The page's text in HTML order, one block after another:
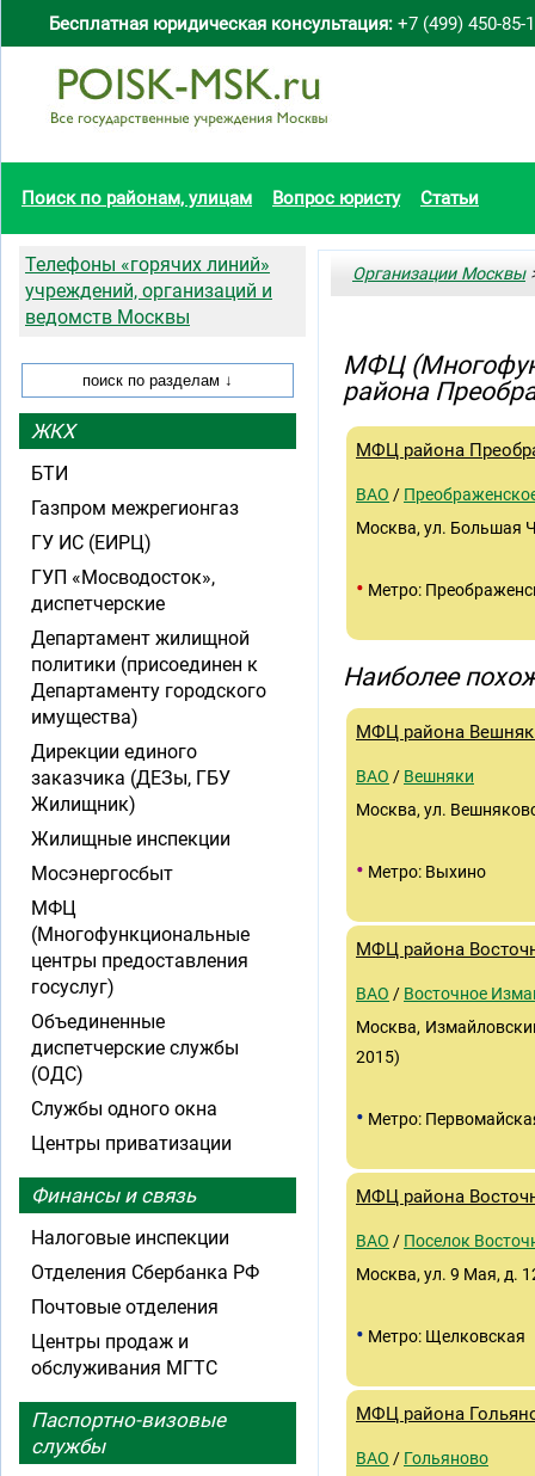
Бесплатная юридическая консультация: +7 (499) 450-85-
Поиск по районам, улицам Вопрос юристу Статьи
Организации Москвы
МФЦ
района
МФЦ района
ВАО /
Москва, ул. Большая
• Метро:
Наиболее
МФЦ района
ВАО / Вешняки
Москва, ул.
• Метро: Выхино
МФЦ района
ВАО / Восточное
Москва,
2015)
• Метро:
МФЦ района
ВАО / Поселок
Москва, ул. 9 Мая, д.
• Метро: Щелковская
МФЦ района
ВАО / Гольяново
Телефоны «горячих линий»
учреждений, организаций и
ведомств Москвы
ЖКХ
БТИ
Газпром межрегионгаз
ГУ ИС (ЕИРЦ)
ГУП «Мосводосток»,
диспетчерские
Департамент жилищной
политики (присоединен к
Департаменту городского
имущества)
Дирекции единого
заказчика (ДЕЗы, ГБУ
Жилищник)
Жилищные инспекции
Мосэнергосбыт
МФЦ
(Многофункциональные
центры предоставления
госуслуг)
Объединенные
диспетчерские службы
(ОДС)
Службы одного окна
Центры приватизации
Финансы и связь
Налоговые инспекции
Отделения Сбербанка РФ
Почтовые отделения
Центры продаж и
обслуживания МГТС
Паспортно-визовые
службы